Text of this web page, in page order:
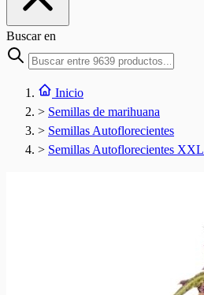
Buscar en
Inicio
> Semillas de marihuana
> Semillas Autoflorecientes
> Semillas Autoflorecientes XXL